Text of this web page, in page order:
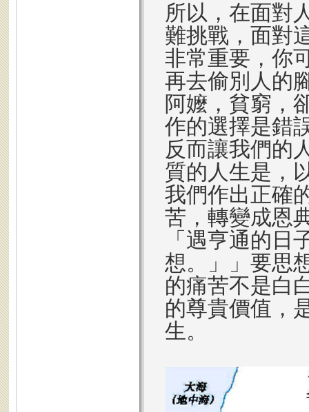
所以，在面對
難挑戰，面對
非常重要，你
再去偷別人的
阿嬤，貧窮，
作的選擇是錯
反而讓我們的
質的人生是，
我們作出正確
苦，轉變成恩
「遇亨通的日
想。」」要思
的痛苦不是白
的尊貴價值，
生。